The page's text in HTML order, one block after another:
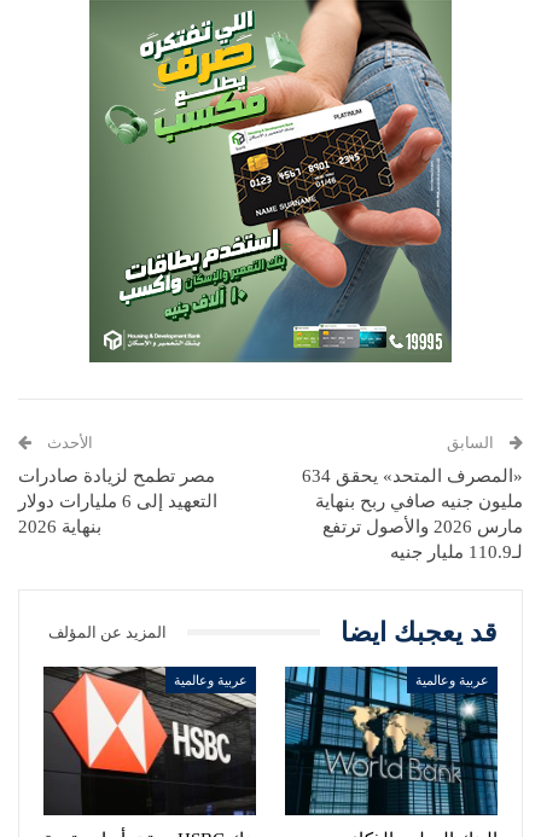
السابق
«المصرف المتحد» يحقق 634
مليون جنيه صافي ربح بنهاية
مارس 2026 والأصول ترتفع
لـ110.9 مليار جنيه
الأحدث
مصر تطمح لزيادة صادرات
التعهيد إلى 6 مليارات دولار
بنهاية 2026
قد يعجبك ايضا المزيد عن المؤلف
عربية وعالمية عربية وعالمية